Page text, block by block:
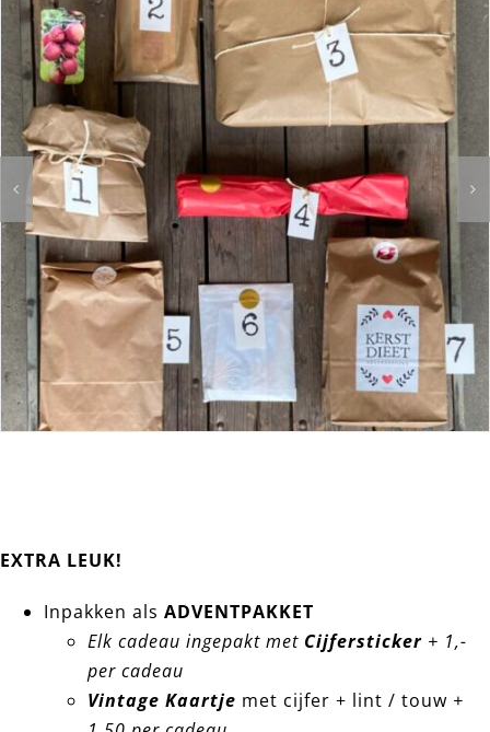
EXTRA LEUK!
Inpakken als ADVENTPAKKET
Elk cadeau ingepakt met Cijfersticker + 1,-
per cadeau
Vintage Kaartje met cijfer + lint / touw +